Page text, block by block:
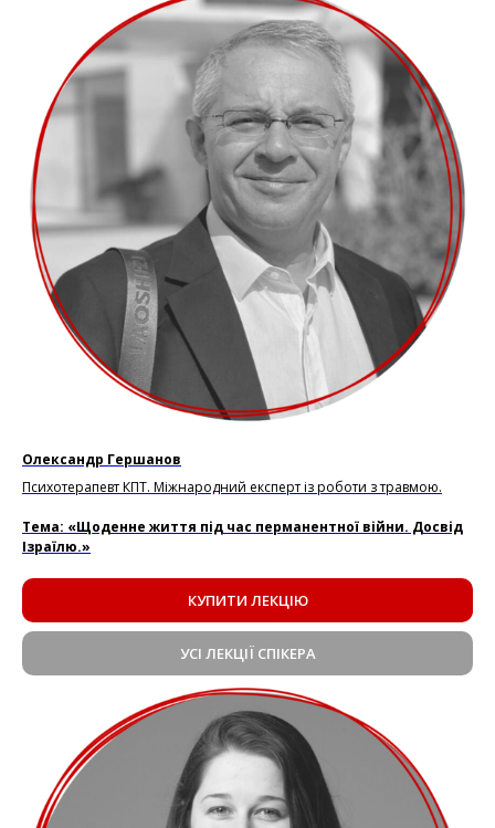
Олександр Гершанов
Психотерапевт КПТ. Міжнародний експерт із роботи з травмою.
Тема: «Щоденне життя під час перманентної війни. Досвід
Ізраїлю.»
КУПИТИ ЛЕКЦІЮ
УСІ ЛЕКЦІЇ СПІКЕРА